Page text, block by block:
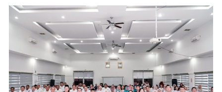
GENTING
Tahap